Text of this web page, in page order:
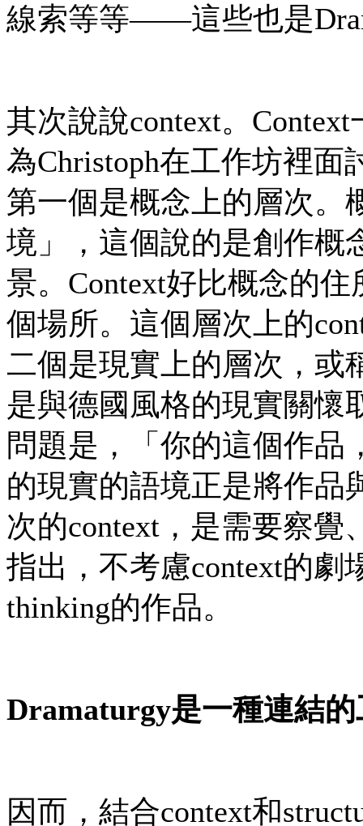
線索等等——這些也是
其次說說context。
為Christoph在工作坊裡面
第一個是概念上的層次。
境」，這個說的是創作概
景。Context好比概念的
個場所。這個層次上的
二個是現實上的層次，或
是與德國風格的現實關懷
問題是，「你的這個作品
的現實的語境正是將作品
次的context，是需要察覺
指出，不考慮context的劇
thinking的作品。
Dramaturgy是一種連結的
因而，結合context和